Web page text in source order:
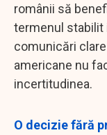
românii să
termenul stabilit
comunicări
americane nu
incertitudinea.
O decizie fără